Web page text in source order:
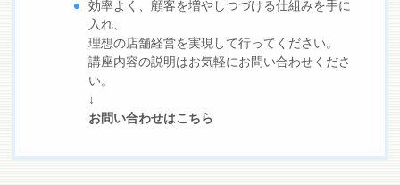
効率よく、顧客を増やしつづける仕組みを手に
入れ、
理想の店舗経営を実現して行ってください。
講座内容の説明はお気軽にお問い合わせくださ
い。
↓
お問い合わせはこちら